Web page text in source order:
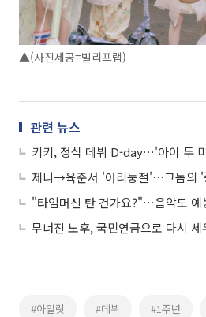
▲(사진제공=빌리프랩)
관련 뉴스
키키, 정식 데뷔 D-day…'아이 두
제니→육준서 '어리둥절'…그놈의 '
무너진 노후, 국민연금으로 다시 세
#아일릿 #데뷔 #1주년